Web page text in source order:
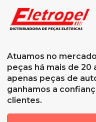
Atuamos no
peças há mais de 20
apenas peças de
ganhamos a
clientes.